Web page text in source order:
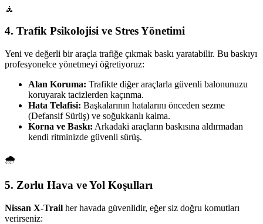
🧘
4. Trafik Psikolojisi ve Stres Yönetimi
Yeni ve değerli bir araçla trafiğe çıkmak baskı yaratabilir. Bu baskıyı
profesyonelce yönetmeyi öğretiyoruz:
Alan Koruma: Trafikte diğer araçlarla güvenli balonunuzu
koruyarak tacizlerden kaçınma.
Hata Telafisi: Başkalarının hatalarını önceden sezme
(Defansif Sürüş) ve soğukkanlı kalma.
Korna ve Baskı: Arkadaki araçların baskısına aldırmadan
kendi ritminizde güvenli sürüş.
🌧️
5. Zorlu Hava ve Yol Koşulları
Nissan X-Trail her havada güvenlidir, eğer siz doğru komutları
verirseniz: